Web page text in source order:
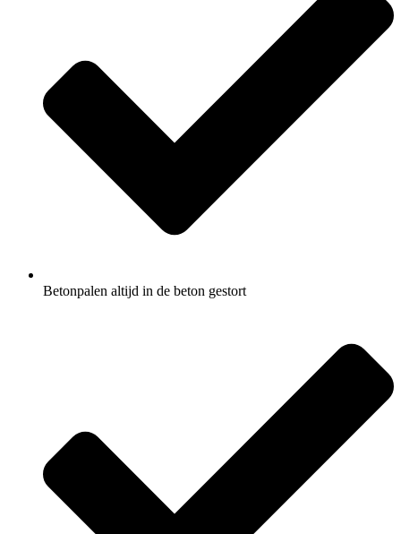
Betonpalen altijd in de beton gestort